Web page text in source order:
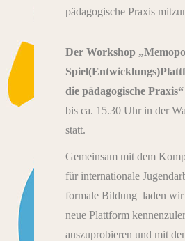
pädagogische Praxis
Der Workshop
die pädagogische Praxis“
bis ca. 15.30 Uhr in der
statt.
Gemeinsam mit dem
für internationale
formale Bildung laden wir
neue Plattform
auszuprobieren und mit